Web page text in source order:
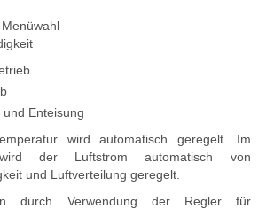
Enteisung
wird automatisch geregelt. Im
wird der Luftstrom automatisch von
und Luftverteilung geregelt.
durch Verwendung der Regler für